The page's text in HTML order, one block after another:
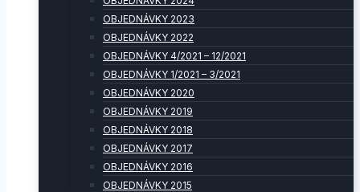
OBJEDNÁVKY 2023
OBJEDNÁVKY 2022
OBJEDNÁVKY 4/2021 – 12/2021
OBJEDNÁVKY 1/2021 – 3/2021
OBJEDNÁVKY 2020
OBJEDNÁVKY 2019
OBJEDNÁVKY 2018
OBJEDNÁVKY 2017
OBJEDNÁVKY 2016
OBJEDNÁVKY 2015